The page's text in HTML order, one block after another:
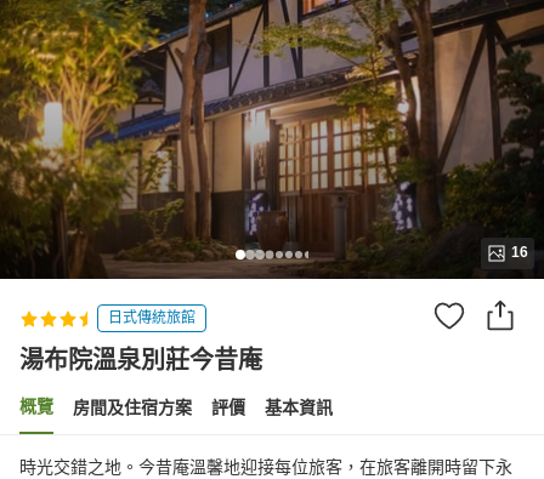
16
日式傳統旅館
湯布院溫泉別莊今昔庵
概覽 房間及住宿方案 評價 基本資訊
時光交錯之地。今昔庵溫馨地迎接每位旅客，在旅客離開時留下永